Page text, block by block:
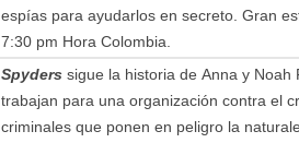
espías para ayudarlos en secreto. Gran
7:30 pm Hora Colombia.
Spyderssigue la historia de Anna y Noah
trabajan para una organización contra el
criminales que ponen en peligro la